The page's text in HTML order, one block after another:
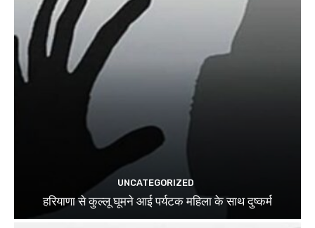
UNCATEGORIZED
हरियाणा से कुल्लू घूमने आई पर्यटक महिला के साथ दुष्कर्म